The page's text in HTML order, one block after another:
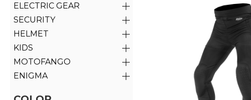
ELECTRIC GEAR
SECURITY
HELMET
KIDS
MOTOFANGO
ENIGMA